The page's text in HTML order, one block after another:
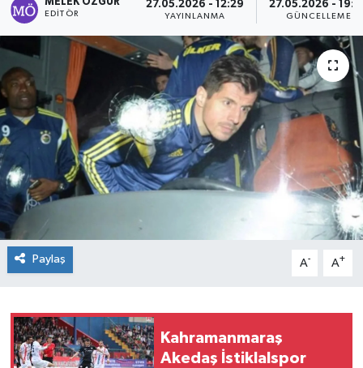
MELEK ÖZGÜR
EDITÖR
27.05.2026 - 12:29
YAYINLANMA
27.05.2026 -
GÜNCELLEME
Paylaş A- A+
Kahramanmaraş
Akedaş İstiklalspor